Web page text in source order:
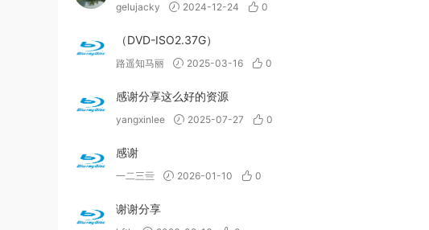
gelujacky 2024-12-24 0
（DVD-ISO2.37G）
路遥知马丽 2025-03-16 0
感谢分享这么好的资源
yangxinlee 2025-07-27 0
感谢
一二三亖 2026-01-10 0
谢谢分享